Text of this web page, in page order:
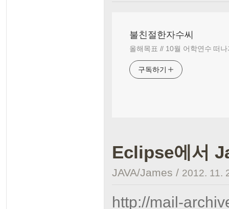
불친절한자수씨
올해목표 // 10월 어학연수 떠나
구독하기
Eclipse에서
JAVA/James / 2012. 11.
http://mail-